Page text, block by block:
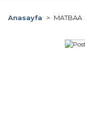
Anasayfa MATBAA